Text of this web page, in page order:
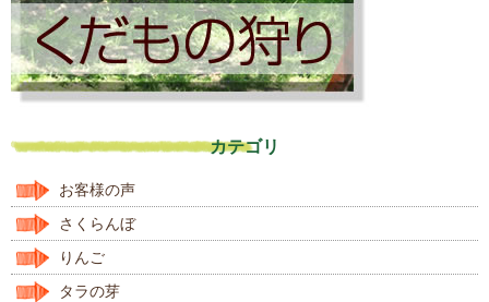
カテゴリ
お客様の声
さくらんぼ
りんご
タラの芽